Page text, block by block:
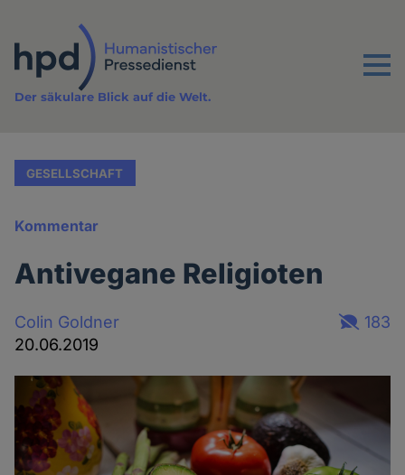
Inhalt
Menu
Der säkulare Blick auf die Welt.
GESELLSCHAFT
Kommentar
Antivegane Religioten
Colin Goldner
20.06.2019
183